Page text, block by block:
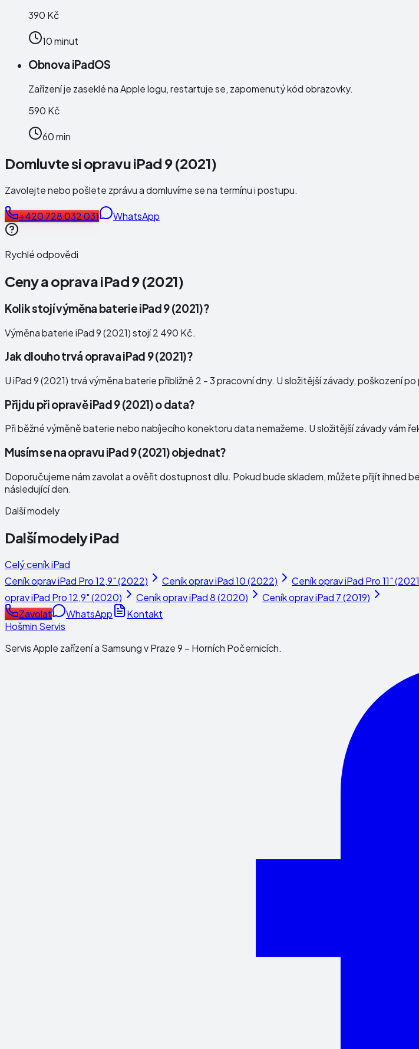
390 Kč
10 minut
Obnova iPadOS
Zařízení je zaseklé na Apple logu, restartuje se, zapomenutý kód obrazovky.
590 Kč
60 min
Domluvte si opravu iPad 9 (2021)
Zavolejte nebo pošlete zprávu a domluvíme se na termínu i postupu.
+420 728 032 031 WhatsApp
Rychlé odpovědi
Ceny a opravaiPad 9 (2021)
Kolik stojí výměna baterie iPad 9 (2021)?
Výměna baterie iPad 9 (2021) stojí 2 490 Kč.
Jak dlouho trvá oprava iPad 9 (2021)?
U iPad 9 (2021) trvá výměna baterie přibližně 2 - 3 pracovní dny. U složitější závady, poškození
Přijdu při opravě iPad 9 (2021) o data?
Při běžné výměně baterie nebo nabíjecího konektoru data nemažeme. U složitější závady vám
Musím se na opravu iPad 9 (2021) objednat?
Doporučujeme nám zavolat a ověřit dostupnost dílu. Pokud bude skladem, můžete přijít ihned
následující den.
Další modely
Další modelyiPad
Celý ceníkiPad
Ceník opraviPad Pro 12,9" (2022) Ceník opraviPad 10 (2022) Ceník opraviPad Pro 11"
opraviPad Pro 12,9" (2020) Ceník opraviPad 8 (2020) Ceník opraviPad 7 (2019)
Zavolat
WhatsApp
Kontakt
Hošmin Servis
Servis Apple zařízení a Samsung v Praze 9 – Horních Počernicích.